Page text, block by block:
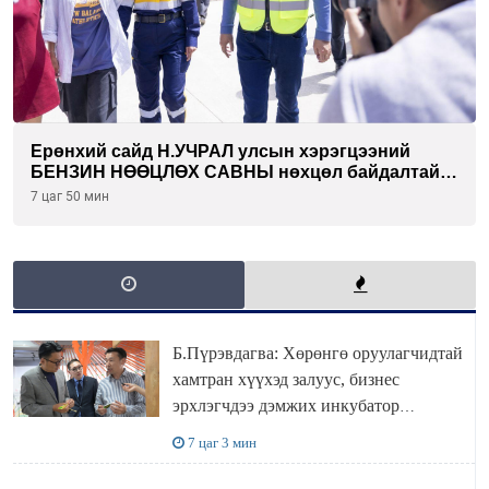
Ерөнхий сайд Н.УЧРАЛ улсын хэрэгцээний
БЕНЗИН НӨӨЦЛӨХ САВНЫ нөхцөл байдалтай
танилцлаа
7 цаг 50 мин
Б.Пүрэвдагва: Хөрөнгө оруулагчидтай
хамтран хүүхэд залуус, бизнес
эрхлэгчдээ дэмжих инкубатор
7 цаг 3 мин